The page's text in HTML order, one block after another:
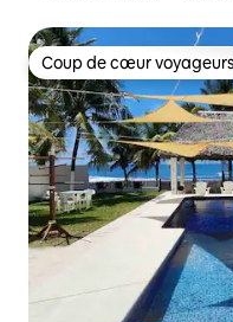
Coup de cœur voyageurs
Coup de cœur voyageurs